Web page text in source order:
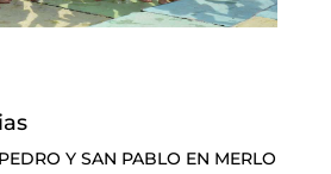
Y SAN PABLO EN MERLO